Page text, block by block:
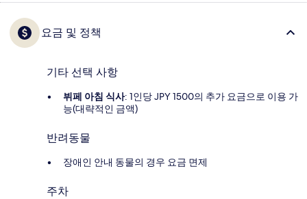
요금 및 정책
기타 선택 사항
뷔페 아침 식사: 1인당 JPY 1500의 추가 요금으로 이용 가
능(대략적인 금액)
반려동물
장애인 안내 동물의 경우 요금 면제
주차